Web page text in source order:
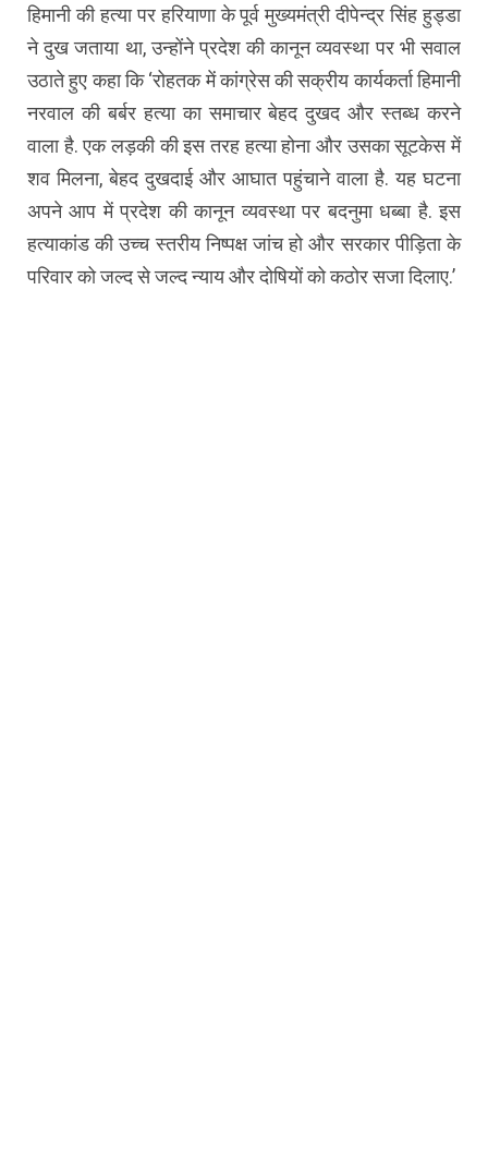
हिमानी की हत्या पर हरियाणा के पूर्व मुख्यमंत्री दीपेन्द्र सिंह हुड्डा
ने दुख जताया था, उन्होंने प्रदेश की कानून व्यवस्था पर भी सवाल
उठाते हुए कहा कि ‘रोहतक में कांग्रेस की सक्रीय कार्यकर्ता हिमानी
नरवाल की बर्बर हत्या का समाचार बेहद दुखद और स्तब्ध करने
वाला है. एक लड़की की इस तरह हत्या होना और उसका सूटकेस में
शव मिलना, बेहद दुखदाई और आघात पहुंचाने वाला है. यह घटना
अपने आप में प्रदेश की कानून व्यवस्था पर बदनुमा धब्बा है. इस
हत्याकांड की उच्च स्तरीय निष्पक्ष जांच हो और सरकार पीड़िता के
परिवार को जल्द से जल्द न्याय और दोषियों को कठोर सजा दिलाए.’